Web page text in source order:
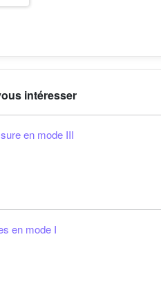
intéresser
en mode III
en mode I